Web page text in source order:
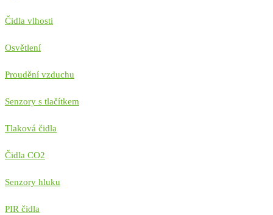
Čidla vlhosti
Osvětlení
Proudění vzduchu
Senzory s tlačítkem
Tlaková čidla
Čidla CO2
Senzory hluku
PIR čidla